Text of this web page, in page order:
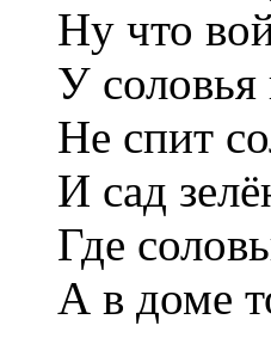
Ну что
У соловья
Не спит
И сад
Где
А в доме